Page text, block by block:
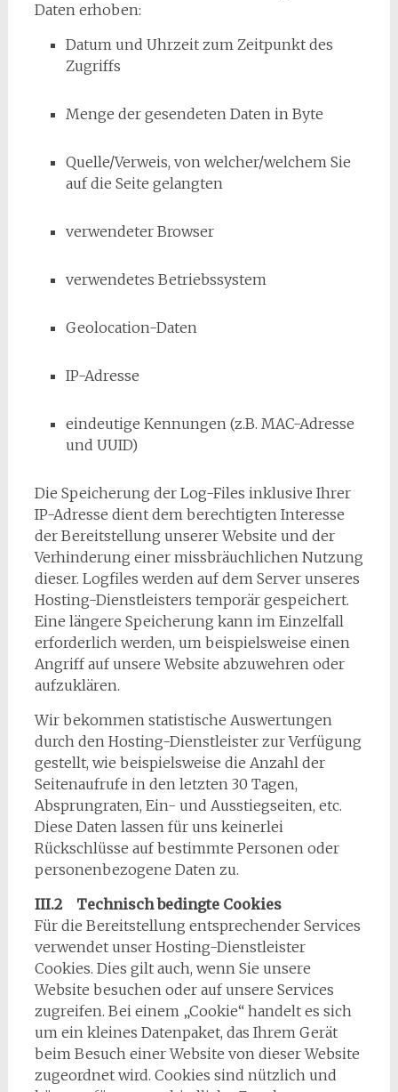
Daten erhoben:
Datum und Uhrzeit zum Zeitpunkt des
Zugriffs
Menge der gesendeten Daten in Byte
Quelle/Verweis, von welcher/welchem Sie
auf die Seite gelangten
verwendeter Browser
verwendetes Betriebssystem
Geolocation-Daten
IP-Adresse
eindeutige Kennungen (z.B. MAC-Adresse
und UUID)
Die Speicherung der Log-Files inklusive Ihrer
IP-Adresse dient dem berechtigten Interesse
der Bereitstellung unserer Website und der
Verhinderung einer missbräuchlichen Nutzung
dieser. Logfiles werden auf dem Server unseres
Hosting-Dienstleisters temporär gespeichert.
Eine längere Speicherung kann im Einzelfall
erforderlich werden, um beispielsweise einen
Angriff auf unsere Website abzuwehren oder
aufzuklären.
Wir bekommen statistische Auswertungen
durch den Hosting-Dienstleister zur Verfügung
gestellt, wie beispielsweise die Anzahl der
Seitenaufrufe in den letzten 30 Tagen,
Absprungraten, Ein- und Ausstiegseiten, etc.
Diese Daten lassen für uns keinerlei
Rückschlüsse auf bestimmte Personen oder
personenbezogene Daten zu.
III.2 Technisch bedingte Cookies
Für die Bereitstellung entsprechender Services
verwendet unser Hosting-Dienstleister
Cookies. Dies gilt auch, wenn Sie unsere
Website besuchen oder auf unsere Services
zugreifen. Bei einem „Cookie“ handelt es sich
um ein kleines Datenpaket, das Ihrem Gerät
beim Besuch einer Website von dieser Website
zugeordnet wird. Cookies sind nützlich und